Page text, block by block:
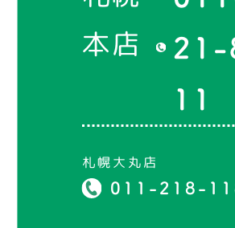
本店
21-
11
札幌大丸店
011-218-